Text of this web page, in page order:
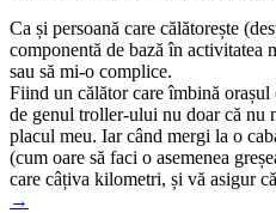
Ca și persoană care călătorește
componentă de bază în activitatea
sau să mi-o complice.
Fiind un călător care îmbină
de genul troller-ului nu doar că nu
placul meu. Iar când mergi la o
(cum oare să faci o asemenea
care câțiva kilometri, și vă asigur
→